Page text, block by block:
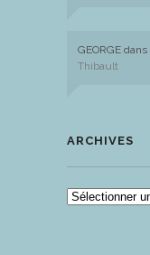
GEORGE dans
Thibault
ARCHIVES
ARCHIVES